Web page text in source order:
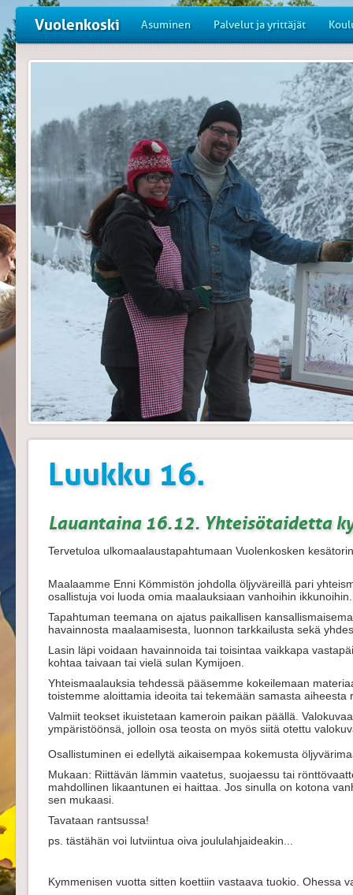
Vuolenkoski Asuminen Palvelut ja yrittäjät
Luukku 16.
Lauantaina 16.12. Yhteisötaidetta
Tervetuloa ulkomaalaustapahtumaan Vuolenkosken
Maalaamme Enni Kömmistön johdolla öljyväreillä pari
osallistuja voi luoda omia maalauksiaan vanhoihin ikkunoihin.
Tapahtuman teemana on ajatus paikallisen
havainnosta maalaamisesta, luonnon tarkkailusta sekä
Lasin läpi voidaan havainnoida tai toisintaa vaikkapa
kohtaa taivaan tai vielä sulan Kymijoen.
Yhteismaalauksia tehdessä pääsemme kokeilemaan
toistemme aloittamia ideoita tai tekemään samasta aiheesta
Valmiit teokset ikuistetaan kameroin paikan päällä.
ympäristöönsä, jolloin osa teosta on myös siitä otettu
Osallistuminen ei edellytä aikaisempaa kokemusta
Mukaan: Riittävän lämmin vaatetus, suojaessu tai
mahdollinen likaantunen ei haittaa. Jos sinulla on kotona
sen mukaasi.
Tavataan rantsussa!
ps. tästähän voi lutviintua oiva joululahjaideakin...
Kymmenisen vuotta sitten koettiin vastaava tuokio. Ohessa